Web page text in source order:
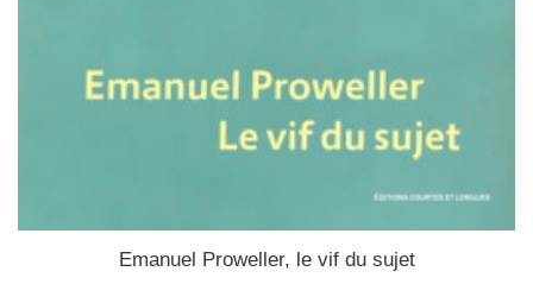
Emanuel Proweller, le vif du sujet